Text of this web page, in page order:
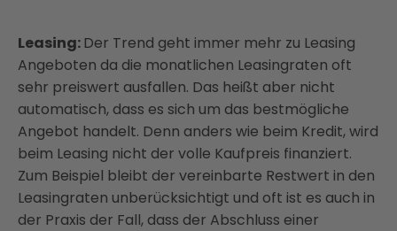
Leasing:Der Trend geht immer mehr zu Leasing
Angeboten da die monatlichen Leasingraten oft
sehr preiswert ausfallen. Das heißt aber nicht
automatisch, dass es sich um das bestmögliche
Angebot handelt. Denn anders wie beim Kredit, wird
beim Leasing nicht der volle Kaufpreis finanziert.
Zum Beispiel bleibt der vereinbarte Restwert in den
Leasingraten unberücksichtigt und oft ist es auch in
der Praxis der Fall, dass der Abschluss einer